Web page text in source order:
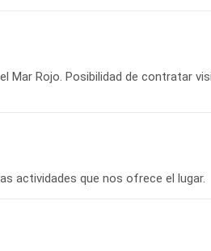
Mar Rojo. Posibilidad de contratar
actividades que nos ofrece el lugar.